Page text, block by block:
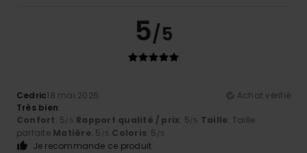
5/5
Cedric18 mai 2026
Achat vérifié
Très bien
Confort: 5/5 Rapport qualité / prix: 5/5 Taille: Taille
parfaite Matière: 5 /5 Coloris: 5 /5
Je recommande ce produit